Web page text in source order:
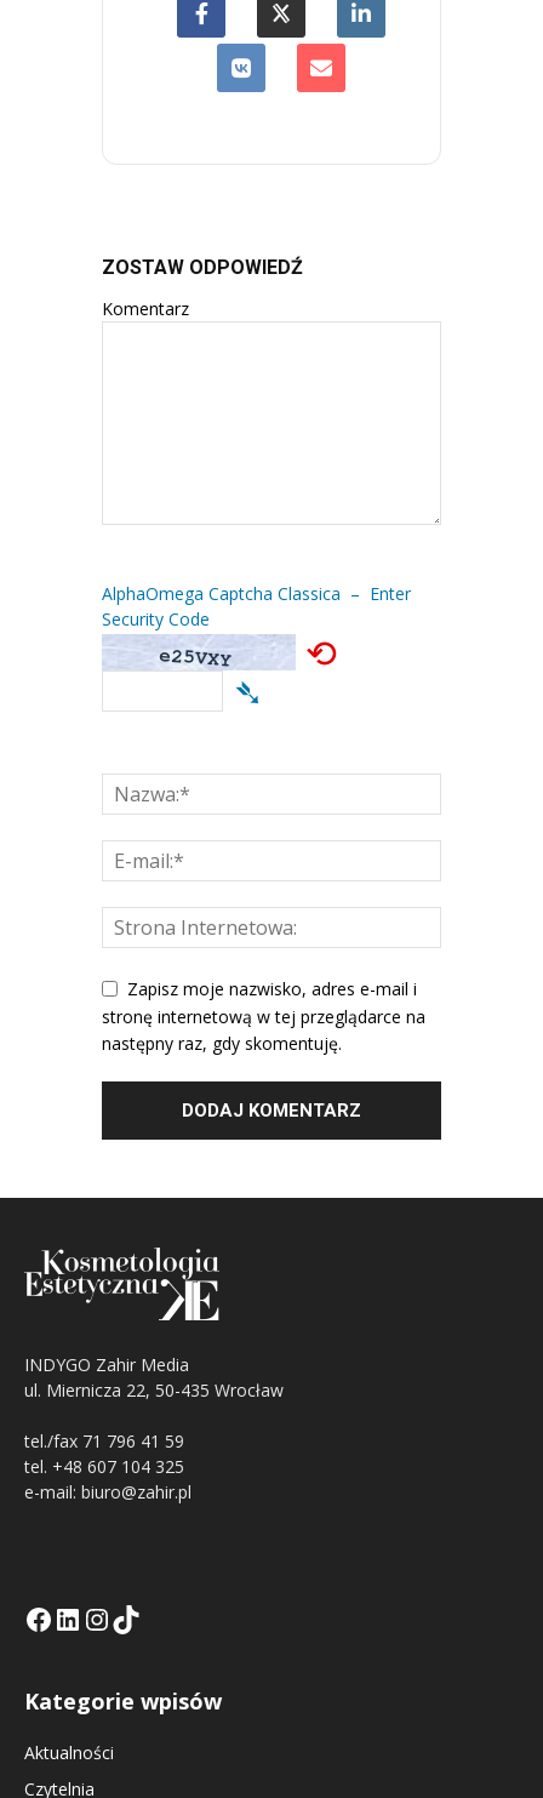
ZOSTAW ODPOWIEDŹ
Komentarz
AlphaOmega Captcha Classica – Enter
Security Code
⟲
➴
Zapisz moje nazwisko, adres e-mail i
stronę internetową w tej przeglądarce na
następny raz, gdy skomentuję.
INDYGO Zahir Media
ul. Miernicza 22, 50-435 Wrocław
tel./fax 71 796 41 59
tel. +48 607 104 325
e-mail: biuro@zahir.pl
Facebook
LinkedIn
Tik Tok KEInstagramm KE
Kategorie wpisów
Aktualności
Czytelnia